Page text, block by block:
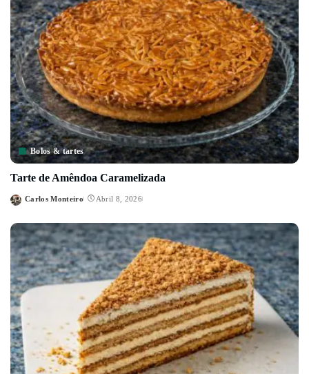
Bolos & tartes
Tarte de Amêndoa Caramelizada
Posted
Carlos Monteiro Abril 8, 2026